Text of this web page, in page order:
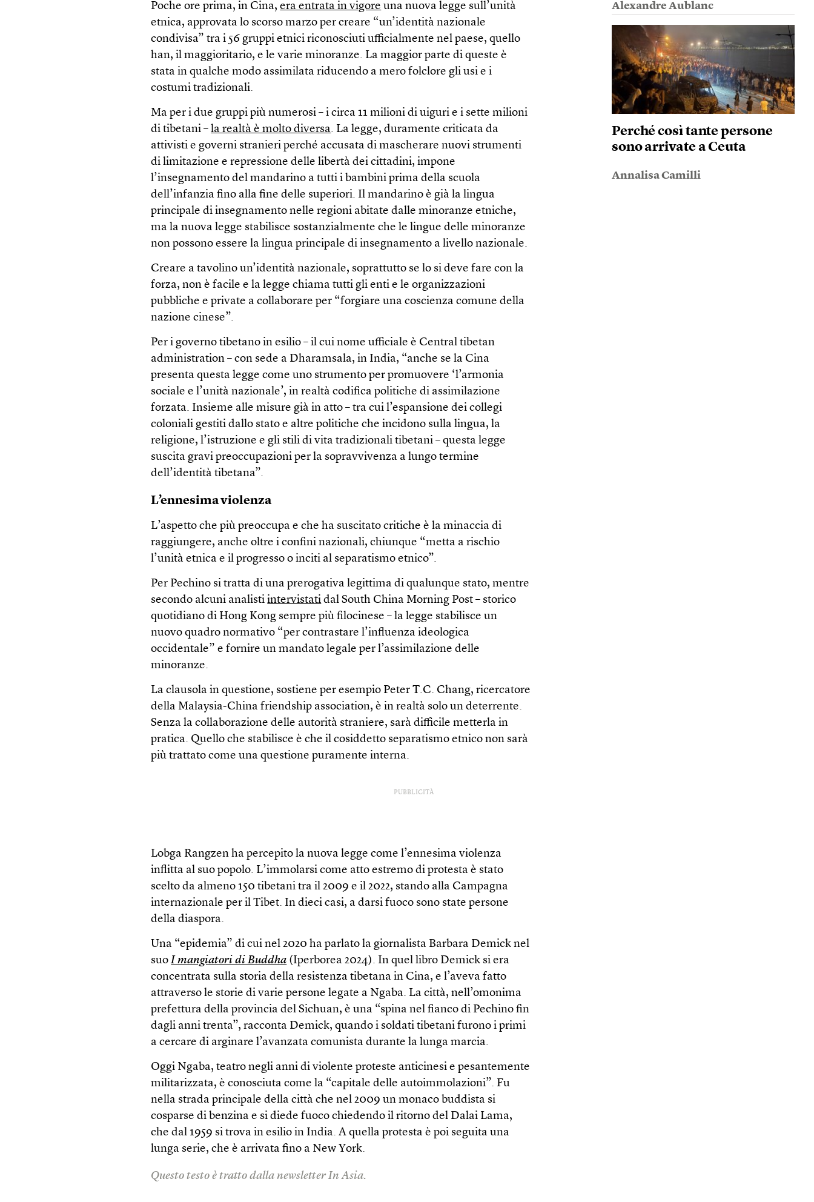
Poche ore prima, in Cina,era entrata in vigore una nuova legge sull’unità
etnica, approvata lo scorso marzo per creare “un’identità nazionale
condivisa” tra i 56 gruppi etnici riconosciuti ufficialmente nel paese, quello
han, il maggioritario, e le varie minoranze. La maggior parte di queste è
stata in qualche modo assimilata riducendo a mero folclore gli usi e i
costumi tradizionali.
Ma per i due gruppi più numerosi – i circa 11 milioni di uiguri e i sette milioni
di tibetani –la realtà è molto diversa. La legge, duramente criticata da
attivisti e governi stranieri perché accusata di mascherare nuovi strumenti
di limitazione e repressione delle libertà dei cittadini, impone
l’insegnamento del mandarino a tutti i bambini prima della scuola
dell’infanzia fino alla fine delle superiori. Il mandarino è già la lingua
principale di insegnamento nelle regioni abitate dalle minoranze etniche,
ma la nuova legge stabilisce sostanzialmente che le lingue delle minoranze
non possono essere la lingua principale di insegnamento a livello nazionale.
Creare a tavolino un’identità nazionale, soprattutto se lo si deve fare con la
forza, non è facile e la legge chiama tutti gli enti e le organizzazioni
pubbliche e private a collaborare per “forgiare una coscienza comune della
nazione cinese”.
Per i governo tibetano in esilio – il cui nome ufficiale è Central tibetan
administration – con sede a Dharamsala, in India, “anche se la Cina
presenta questa legge come uno strumento per promuovere ‘l’armonia
sociale e l’unità nazionale’, in realtà codifica politiche di assimilazione
forzata. Insieme alle misure già in atto – tra cui l’espansione dei collegi
coloniali gestiti dallo stato e altre politiche che incidono sulla lingua, la
religione, l’istruzione e gli stili di vita tradizionali tibetani – questa legge
suscita gravi preoccupazioni per la sopravvivenza a lungo termine
dell’identità tibetana”.
L’ennesima violenza
L’aspetto che più preoccupa e che ha suscitato critiche è la minaccia di
raggiungere, anche oltre i confini nazionali, chiunque “metta a rischio
l’unità etnica e il progresso o inciti al separatismo etnico”.
Per Pechino si tratta di una prerogativa legittima di qualunque stato, mentre
secondo alcuni analistiintervistati dal South China Morning Post – storico
quotidiano di Hong Kong sempre più filocinese – la legge stabilisce un
nuovo quadro normativo “per contrastare l’influenza ideologica
occidentale” e fornire un mandato legale per l’assimilazione delle
minoranze.
La clausola in questione, sostiene per esempio Peter T.C. Chang, ricercatore
della Malaysia-China friendship association, è in realtà solo un deterrente.
Senza la collaborazione delle autorità straniere, sarà difficile metterla in
pratica. Quello che stabilisce è che il cosiddetto separatismo etnico non sarà
più trattato come una questione puramente interna.
PUBBLICITÀ
Lobga Rangzen ha percepito la nuova legge come l’ennesima violenza
inflitta al suo popolo. L’immolarsi come atto estremo di protesta è stato
scelto da almeno 150 tibetani tra il 2009 e il 2022, stando alla Campagna
internazionale per il Tibet. In dieci casi, a darsi fuoco sono state persone
della diaspora.
Una “epidemia” di cui nel 2020 ha parlato la giornalista Barbara Demick nel
suoI mangiatori di Buddha (Iperborea 2024). In quel libro Demick si era
concentrata sulla storia della resistenza tibetana in Cina, e l’aveva fatto
attraverso le storie di varie persone legate a Ngaba. La città, nell’omonima
prefettura della provincia del Sichuan, è una “spina nel fianco di Pechino fin
dagli anni trenta”, racconta Demick, quando i soldati tibetani furono i primi
a cercare di arginare l’avanzata comunista durante la lunga marcia.
Oggi Ngaba, teatro negli anni di violente proteste anticinesi e pesantemente
militarizzata, è conosciuta come la “capitale delle autoimmolazioni”. Fu
nella strada principale della città che nel 2009 un monaco buddista si
cosparse di benzina e si diede fuoco chiedendo il ritorno del Dalai Lama,
che dal 1959 si trova in esilio in India. A quella protesta è poi seguita una
lunga serie, che è arrivata fino a New York.
Questo testo è tratto dalla newsletter In Asia.
Alexandre Aublanc
Perché così tante persone
sono arrivate a Ceuta
Annalisa Camilli